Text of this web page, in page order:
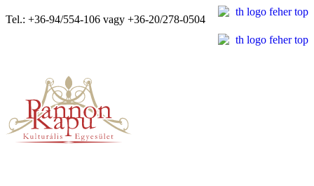
Tel.: +36-94/554-106 vagy +36-20/278-0504